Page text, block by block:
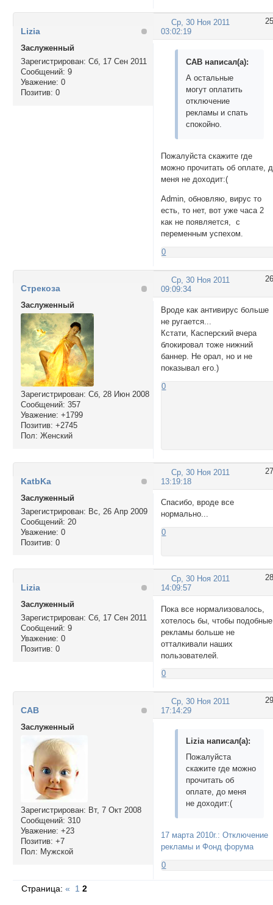
25
Ср, 30 Ноя 2011
03:02:19
Lizia
Заслуженный
Зарегистрирован: Сб, 17 Сен 2011
Сообщений: 9
Уважение: 0
Позитив: 0
CAB написал(а):
А остальные
могут оплатить
отключение
рекламы и спать
спокойно.
Пожалуйста скажите где
можно прочитать об оплате,
меня не доходит:(
Admin, обновляю, вирус то
есть, то нет, вот уже часа 2
как не появляется, с
переменным успехом.
0
26
Ср, 30 Ноя 2011
09:09:34
Стрекоза
Заслуженный
Зарегистрирован: Сб, 28 Июн 2008
Сообщений: 357
Уважение: +1799
Позитив: +2745
Пол: Женский
Вроде как антивирус больше
не ругается...
Кстати, Касперский вчера
блокировал тоже нижний
баннер. Не орал, но и не
показывал его.)
0
27
Ср, 30 Ноя 2011
13:19:18
KatbKa
Заслуженный
Зарегистрирован: Вс, 26 Апр 2009
Сообщений: 20
Уважение: 0
Позитив: 0
Спасибо, вроде все
нормально...
0
28
Ср, 30 Ноя 2011
14:09:57
Lizia
Заслуженный
Зарегистрирован: Сб, 17 Сен 2011
Сообщений: 9
Уважение: 0
Позитив: 0
Пока все нормализовалось,
хотелось бы, чтобы подобные
рекламы больше не
отталкивали наших
пользователей.
0
29
Ср, 30 Ноя 2011
17:14:29
CAB
Заслуженный
Зарегистрирован: Вт, 7 Окт 2008
Сообщений: 310
Уважение: +23
Позитив: +7
Пол: Мужской
Lizia написал(а):
Пожалуйста
скажите где можно
прочитать об
оплате, до меня
не доходит:(
17 марта 2010г.: Отключение
рекламы и Фонд форума
0
Страница:« 1 2